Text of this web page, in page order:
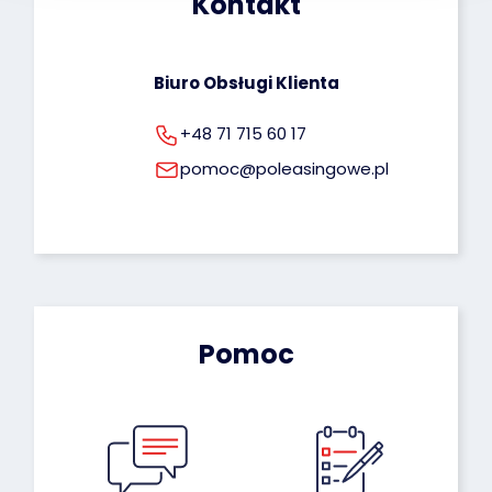
Biuro Obsługi Klienta
+48 71 715 60 17
pomoc@poleasingowe.pl
Pomoc